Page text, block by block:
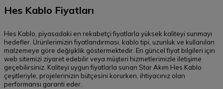
Hes Kablo Fiyatları
Hes Kablo, piyasadaki en rekabetçi fiyatlarla yüksek kaliteyi sunmayı
hedefler. Ürünlerimizin fiyatlandırması, kablo tipi, uzunluk ve kullanılan
malzemeye göre değişiklik göstermektedir. En güncel fiyat bilgileri için
web sitemizi ziyaret edebilir veya müşteri hizmetlerimizle iletişime
geçebilirsiniz. Kaliteyi uygun fiyatlarla sunan Star Akım Hes Kablo
çeşitleriyle, projelerinizin bütçesini korurken, ihtiyacınız olan
performansı garanti eder.